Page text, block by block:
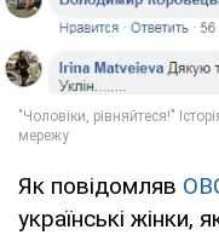
Як повідомляв
українські жінки,